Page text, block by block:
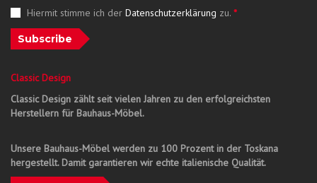
Hiermit stimme ich der Datenschutzerklärung zu. *
Subscribe
Classic Design
Classic Design zählt seit vielen Jahren zu den erfolgreichsten
Herstellern für Bauhaus-Möbel.
Unsere Bauhaus-Möbel werden zu 100 Prozent in der Toskana
hergestellt. Damit garantieren wir echte italienische Qualität.